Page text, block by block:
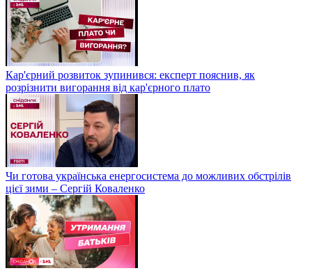
Кар'єрний розвиток зупинився: експерт пояснив, як
розрізнити вигорання від кар'єрного плато
Чи готова українська енергосистема до можливих обстрілів
цієї зими – Сергій Коваленко